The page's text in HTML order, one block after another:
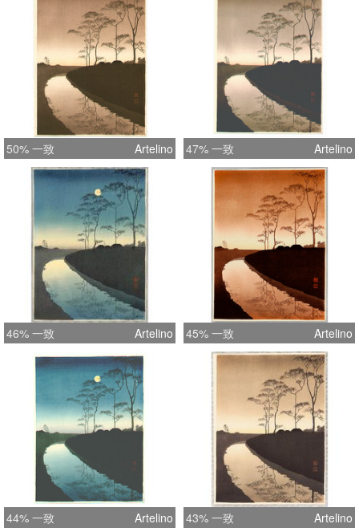
50% 一致 Artelino 47% 一致 Artelino
46% 一致 Artelino 45% 一致 Artelino
44% 一致 Artelino 43% 一致 Artelino